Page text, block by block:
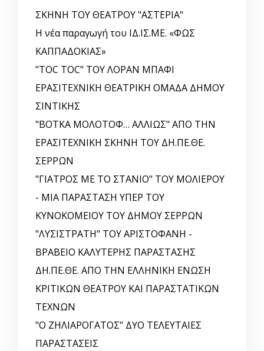
ΣΚΗΝΗ ΤΟΥ ΘΕΑΤΡΟΥ "ΑΣΤΕΡΙΑ"
Η νέα παραγωγή του ΙΔ.ΙΣ.ΜΕ. «ΦΩΣ
ΚΑΠΠΑΔΟΚΙΑΣ»
"TOC TOC" ΤΟΥ ΛΟΡΑΝ ΜΠΑΦΙ
ΕΡΑΣΙΤΕΧΝΙΚΗ ΘΕΑΤΡΙΚΗ ΟΜΑΔΑ ΔΗΜΟΥ
ΣΙΝΤΙΚΗΣ
"ΒΟΤΚΑ ΜΟΛΟΤΟΦ… ΑΛΛΙΩΣ" ΑΠΟ ΤΗΝ
ΕΡΑΣΙΤΕΧΝΙΚΗ ΣΚΗΝΗ ΤΟΥ ΔΗ.ΠΕ.ΘΕ.
ΣΕΡΡΩΝ
"ΓΙΑΤΡΟΣ ΜΕ ΤΟ ΣΤΑΝΙΟ" ΤΟΥ ΜΟΛΙΕΡΟΥ
- ΜΙΑ ΠΑΡΑΣΤΑΣΗ ΥΠΕΡ ΤΟΥ
ΚΥΝΟΚΟΜΕΙΟΥ ΤΟΥ ΔΗΜΟΥ ΣΕΡΡΩΝ
"ΛΥΣΙΣΤΡΑΤΗ" ΤΟΥ ΑΡΙΣΤΟΦΑΝΗ -
ΒΡΑΒΕΙΟ ΚΑΛΥΤΕΡΗΣ ΠΑΡΑΣΤΑΣΗΣ
ΔΗ.ΠΕ.ΘΕ. ΑΠΟ ΤΗΝ ΕΛΛΗΝΙΚΗ EΝΩΣΗ
ΚΡΙΤΙΚΩΝ ΘΕΑΤΡΟΥ ΚΑΙ ΠΑΡΑΣΤΑΤΙΚΩΝ
ΤΕΧΝΩΝ
"Ο ΖΗΛΙΑΡΟΓΑΤΟΣ" ΔΥΟ ΤΕΛΕΥΤΑΙΕΣ
ΠΑΡΑΣΤΑΣΕΙΣ